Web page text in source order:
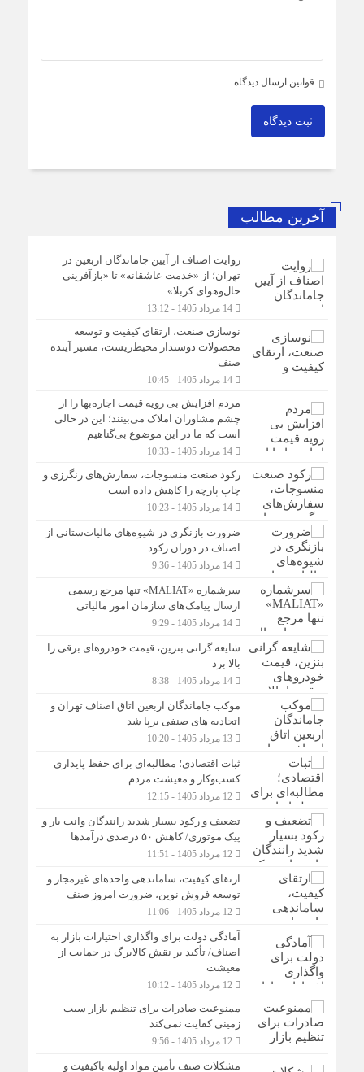
قوانین ارسال دیدگاه
ثبت دیدگاه
آخرین مطالب
روایت اصناف از آیین جاماندگان اربعین در
تهران؛ از «خدمت عاشقانه» تا «بازآفرینی
حال‌وهوای کربلا»
14 مرداد 1405 - 13:12
نوسازی صنعت، ارتقای کیفیت و توسعه
محصولات دوستدار محیط‌زیست، مسیر آینده
صنف
14 مرداد 1405 - 10:45
مردم افزایش بی رویه قیمت اجاره‌بها را از
چشم مشاوران املاک می‌بینند؛ این در حالی
است که ما در این موضوع بی‌گناهیم
14 مرداد 1405 - 10:33
رکود صنعت منسوجات، سفارش‌های رنگرزی و
چاپ پارچه را کاهش داده است
14 مرداد 1405 - 10:23
ضرورت بازنگری در شیوه‌های مالیات‌ستانی از
اصناف در دوران رکود
14 مرداد 1405 - 9:36
سرشماره «MALIAT» تنها مرجع رسمی
ارسال پیامک‌های سازمان امور مالیاتی
14 مرداد 1405 - 9:29
شایعه گرانی بنزین، قیمت خودروهای برقی را
بالا برد
14 مرداد 1405 - 8:38
موکب جاماندگان اربعین اتاق اصناف تهران و
اتحادیه های صنفی برپا شد
13 مرداد 1405 - 10:20
ثبات اقتصادی؛ مطالبه‌ای برای حفظ پایداری
کسب‌وکار و معیشت مردم
12 مرداد 1405 - 12:15
تضعیف و رکود بسیار شدید رانندگان وانت بار و
پیک موتوری/ کاهش ۵۰ درصدی درآمدها
12 مرداد 1405 - 11:51
ارتقای کیفیت، ساماندهی واحدهای غیرمجاز و
توسعه فروش نوین، ضرورت امروز صنف
12 مرداد 1405 - 11:06
آمادگی دولت برای واگذاری اختیارات بازار به
اصناف/ تأکید بر نقش کالابرگ در حمایت از
معیشت
12 مرداد 1405 - 10:12
ممنوعیت صادرات برای تنظیم بازار سیب
زمینی کفایت نمی‌کند
12 مرداد 1405 - 9:56
مشکلات صنف تأمین مواد اولیه باکیفیت و